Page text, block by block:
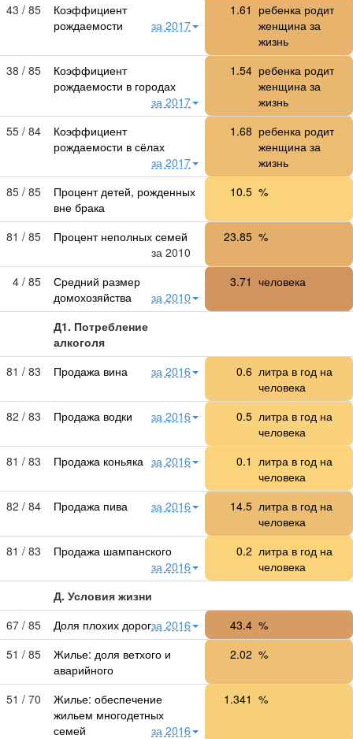
43 / 85
Коэффициент
рождаемости
за 2017
1.61 ребенка родит
женщина за
жизнь
38 / 85
Коэффициент
рождаемости в городах
за 2017
1.54 ребенка родит
женщина за
жизнь
55 / 84
Коэффициент
рождаемости в сёлах
за 2017
1.68 ребенка родит
женщина за
жизнь
85 / 85
Процент детей, рожденных
вне брака
10.5 %
81 / 85
Процент неполных семей
за 2010
23.85 %
4 / 85
Средний размер
домохозяйства
за 2010
3.71 человека
Д1. Потребление
алкоголя
81 / 83
Продажа вина за 2016 0.6 литра в год на
человека
82 / 83
Продажа водки за 2016 0.5 литра в год на
человека
81 / 83
Продажа коньяка за 2016 0.1 литра в год на
человека
82 / 84
Продажа пива за 2016 14.5 литра в год на
человека
81 / 83
Продажа шампанского
за 2016
0.2 литра в год на
человека
Д. Условия жизни
67 / 85
Доля плохих дорогза 2016 43.4 %
51 / 85
Жилье: доля ветхого и
аварийного
2.02 %
51 / 70
Жилье: обеспечение
жильем многодетных
семей
за 2016
1.341 %